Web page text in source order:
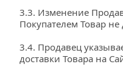
3.3. Изменение
Покупателем Товар не
3.4. Продавец
доставки Товара на